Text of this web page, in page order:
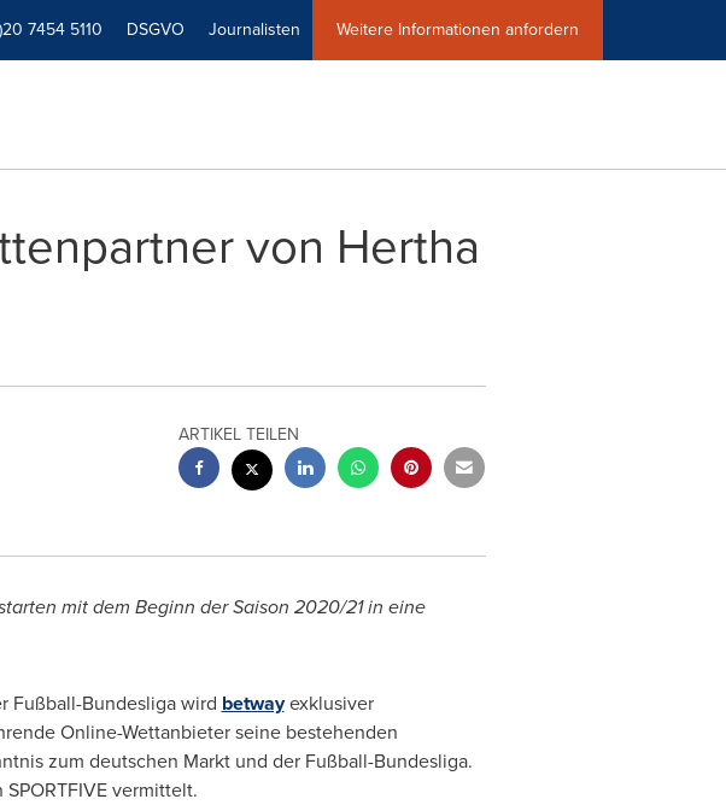
7454 5110 DSGVO Journalisten Weitere Informationen anfordern
von Hertha
ARTIKEL TEILEN
mit dem Beginn der Saison 2020/21 in eine
Fußball-Bundesliga wird betwayexklusiver
Online-Wettanbieter seine bestehenden
zum deutschen Markt und der Fußball-Bundesliga.
vermittelt.